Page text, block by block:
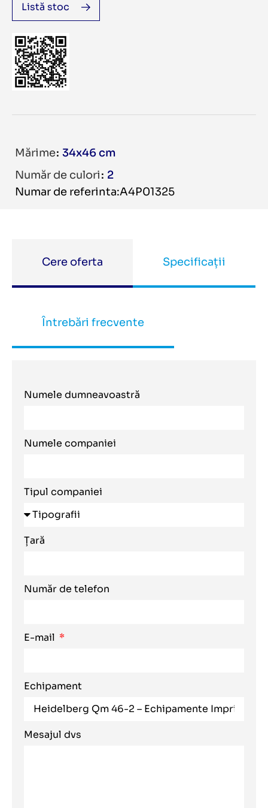
Listă stoc
Mărime 34x46 cm
Număr de culori 2
Numar de referinta:A4P01325
Cere oferta Specificații
Întrebări frecvente
Numele dumneavoastră
Numele companiei
Tipul companiei
Țară
Număr de telefon
E-mail
Echipament
Mesajul dvs